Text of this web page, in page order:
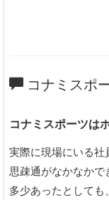
コナミスポ
コナミスポーツは
実際に現場にいる社
思疎通がなかなか
多少あったとしても